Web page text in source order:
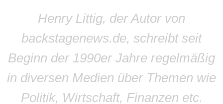
Henry Littig, der Autor von
backstagenews.de, schreibt seit
Beginn der 1990er Jahre regelmäßig
in diversen Medien über Themen wie
Politik, Wirtschaft, Finanzen etc.